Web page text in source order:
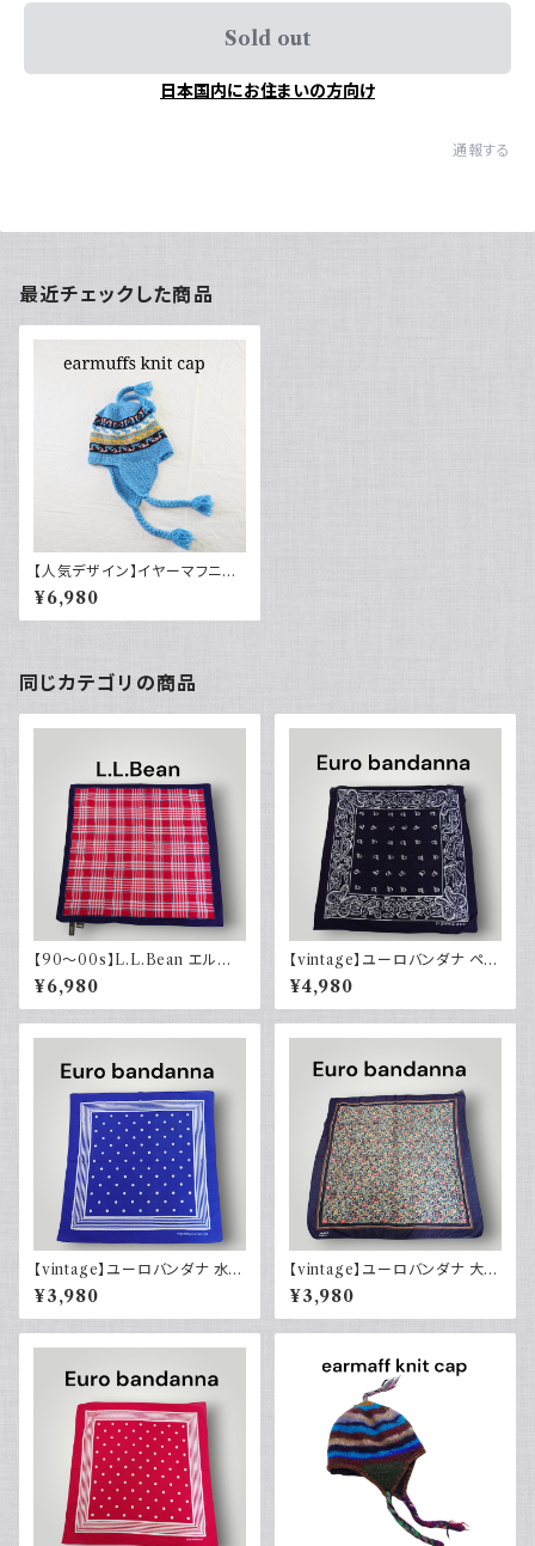
Sold out
日本国内にお住まいの方向け
通報する
最近チェックした商品
【人気デザイン】イヤーマフニット
キャップ ネイティブ柄 Y2K ブ
ルー
¥6,980
同じカテゴリの商品
【90～00s】L.L.Bean エルエ
ルビーン バンダナ チェック
¥6,980
【vintage】ユーロバンダナ ペイ
ズリー ダークネイビー コットン
¥4,980
【vintage】ユーロバンダナ 水玉
ネイビーブルー系 コットン ヴィ
ンテージ
¥3,980
【vintage】ユーロバンダナ 大判
花柄 ヴィンテージ 小物
¥3,980